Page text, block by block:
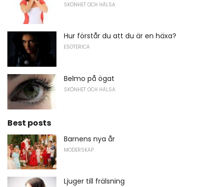
SKÖNHET OCH HÄLSA
Hur förstår du att du är en häxa?
ESOTERICA
Belmo på ögat
SKÖNHET OCH HÄLSA
Best posts
Barnens nya år
MODERSKAP
Ljuger till frälsning